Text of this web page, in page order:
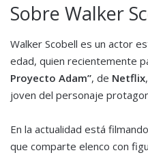
Sobre Walker
Walker Scobell es un actor
edad, quien recientemente
Proyecto Adam”, de Netflix
joven del personaje
En la actualidad está filmando
que comparte elenco con